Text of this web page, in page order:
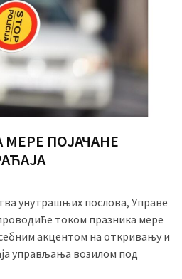
ПОЈАЧАНЕ
унутрашњих послова, Управе
током празника мере
акцентом на откривању и
управљања возилом под